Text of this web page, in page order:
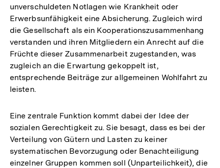
unverschuldeten Notlagen wie Krankheit oder
Erwerbsunfähigkeit eine Absicherung. Zugleich wird
die Gesellschaft als ein Kooperationszusammenhang
verstanden und ihren Mitgliedern ein Anrecht auf die
Früchte dieser Zusammenarbeit zugestanden, was
zugleich an die Erwartung gekoppelt ist,
entsprechende Beiträge zur allgemeinen Wohlfahrt zu
leisten.
Eine zentrale Funktion kommt dabei der Idee der
sozialen Gerechtigkeit zu. Sie besagt, dass es bei der
Verteilung von Gütern und Lasten zu keiner
systematischen Bevorzugung oder Benachteiligung
einzelner Gruppen kommen soll (Unparteilichkeit), die